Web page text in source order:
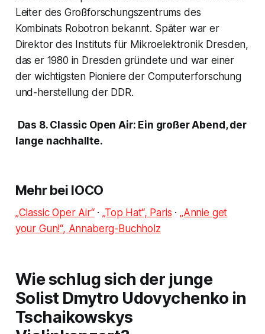
Leiter des Großforschungszentrums des
Kombinats Robotron bekannt. Später war er
Direktor des Instituts für Mikroelektronik Dresden,
das er 1980 in Dresden gründete und war einer
der wichtigsten Pioniere der Computerforschung
und-herstellung der DDR.
Das 8. Classic Open Air: Ein großer Abend, der
lange nachhallte.
Mehr bei IOCO
„Classic Oper Air“·„Top Hat“, Paris · „Annie get
your Gun!“, Annaberg-Buchholz
Wie schlug sich der junge
Solist Dmytro Udovychenko in
Tschaikowskys